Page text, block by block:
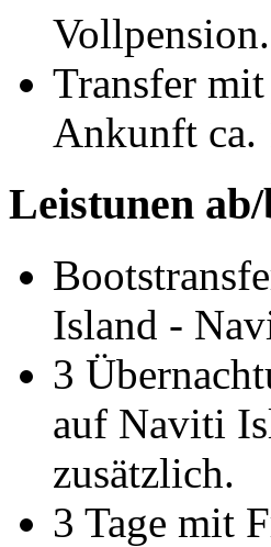
Vollpension.
Transfer
Ankunft ca.
Leistunen
Island -
3
auf Naviti
zusätzlich.
3 Tage mit